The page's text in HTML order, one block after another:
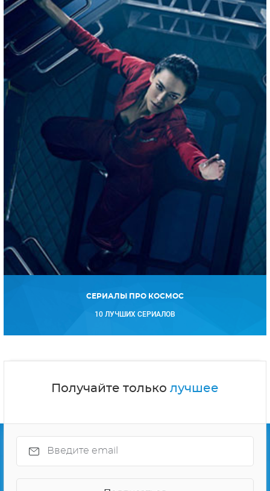
СЕРИАЛЫ ПРО КОСМОС
10 ЛУЧШИХ СЕРИАЛОВ
Получайте только лучшее